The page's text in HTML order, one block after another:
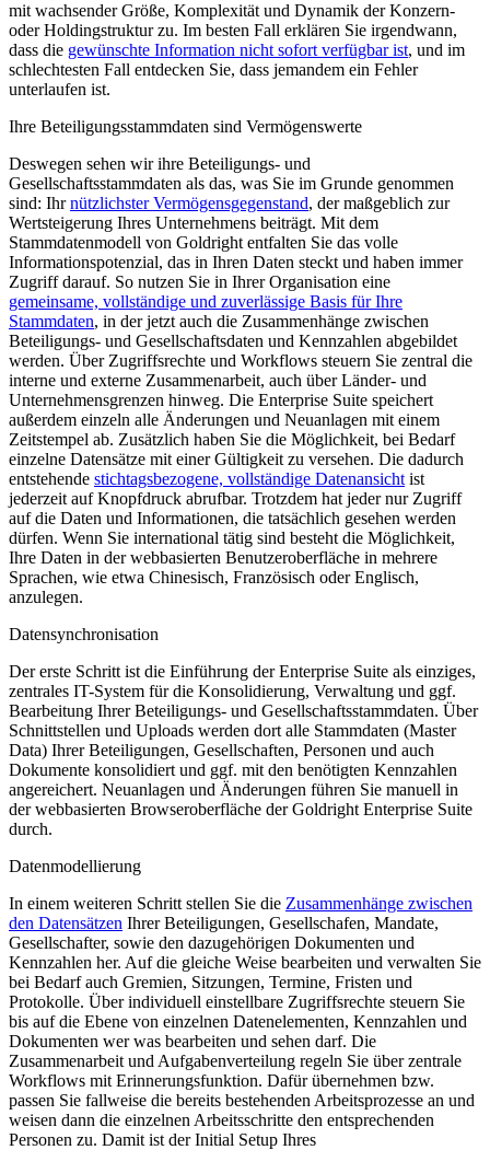
mit wachsender Größe, Komplexität und Dynamik der Konzern-
oder Holdingstruktur zu. Im besten Fall erklären Sie irgendwann,
dass die gewünschte Information nicht sofort verfügbar ist, und im
schlechtesten Fall entdecken Sie, dass jemandem ein Fehler
unterlaufen ist.
Ihre Beteiligungsstammdaten sind Vermögenswerte
Deswegen sehen wir ihre Beteiligungs- und
Gesellschaftsstammdaten als das, was Sie im Grunde genommen
sind: Ihrnützlichster Vermögensgegenstand, der maßgeblich zur
Wertsteigerung Ihres Unternehmens beiträgt. Mit dem
Stammdatenmodell von Goldright entfalten Sie das volle
Informationspotenzial, das in Ihren Daten steckt und haben immer
Zugriff darauf. So nutzen Sie in Ihrer Organisation eine
gemeinsame, vollständige und zuverlässige Basis für Ihre
Stammdaten, in der jetzt auch die Zusammenhänge zwischen
Beteiligungs- und Gesellschaftsdaten und Kennzahlen abgebildet
werden. Über Zugriffsrechte und Workflows steuern Sie zentral die
interne und externe Zusammenarbeit, auch über Länder- und
Unternehmensgrenzen hinweg. Die Enterprise Suite speichert
außerdem einzeln alle Änderungen und Neuanlagen mit einem
Zeitstempel ab. Zusätzlich haben Sie die Möglichkeit, bei Bedarf
einzelne Datensätze mit einer Gültigkeit zu versehen. Die dadurch
entstehende stichtagsbezogene, vollständige Datenansicht ist
jederzeit auf Knopfdruck abrufbar. Trotzdem hat jeder nur Zugriff
auf die Daten und Informationen, die tatsächlich gesehen werden
dürfen. Wenn Sie international tätig sind besteht die Möglichkeit,
Ihre Daten in der webbasierten Benutzeroberfläche in mehrere
Sprachen, wie etwa Chinesisch, Französisch oder Englisch,
anzulegen.
Datensynchronisation
Der erste Schritt ist die Einführung der Enterprise Suite als einziges,
zentrales IT-System für die Konsolidierung, Verwaltung und ggf.
Bearbeitung Ihrer Beteiligungs- und Gesellschaftsstammdaten. Über
Schnittstellen und Uploads werden dort alle Stammdaten (Master
Data) Ihrer Beteiligungen, Gesellschaften, Personen und auch
Dokumente konsolidiert und ggf. mit den benötigten Kennzahlen
angereichert. Neuanlagen und Änderungen führen Sie manuell in
der webbasierten Browseroberfläche der Goldright Enterprise Suite
durch.
Datenmodellierung
In einem weiteren Schritt stellen Sie die Zusammenhänge zwischen
den Datensätzen Ihrer Beteiligungen, Gesellschafen, Mandate,
Gesellschafter, sowie den dazugehörigen Dokumenten und
Kennzahlen her. Auf die gleiche Weise bearbeiten und verwalten Sie
bei Bedarf auch Gremien, Sitzungen, Termine, Fristen und
Protokolle. Über individuell einstellbare Zugriffsrechte steuern Sie
bis auf die Ebene von einzelnen Datenelementen, Kennzahlen und
Dokumenten wer was bearbeiten und sehen darf. Die
Zusammenarbeit und Aufgabenverteilung regeln Sie über zentrale
Workflows mit Erinnerungsfunktion. Dafür übernehmen bzw.
passen Sie fallweise die bereits bestehenden Arbeitsprozesse an und
weisen dann die einzelnen Arbeitsschritte den entsprechenden
Personen zu. Damit ist der Initial Setup Ihres